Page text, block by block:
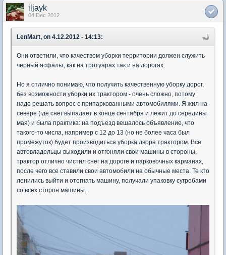
iljayk
04 Dec 2012
LenMart, on 4.12.2012 - 14:13:
Они ответили, что качеством уборки территории должен служить
черный асфальт, как на тротуарах так и на дорогах.
Но я отлично понимаю, что получить качественную уборку дорог,
без возможности уборки их трактором - очень сложно, потому
надо решать вопрос с припаркованными автомобилями. Я жил на
севере (где снег выпадает в конце сентября и лежит до середины
мая) и была практика: на подъезд вешалось объявление, что
такого-то числа, например с 12 до 13 (но не более часа был
промежуток) будет производиться уборка двора трактором. Все
автовладельцы выходили и отгоняли свои машины в стороны,
трактор отлично чистил снег на дороге и парковочных карманах,
после чего все ставили свои автомобили на обычные места. Те кто
ленились выйти и отогнать машину, получали упаковку сугробами
со всех сторон машины.